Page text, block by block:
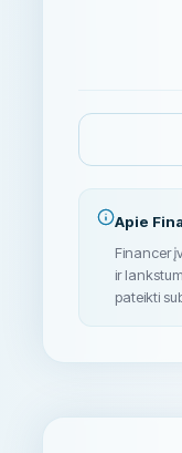
Apie
Financer
ir
pateikti